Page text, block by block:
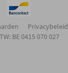
Privacybeleid
BE 0415 070 027